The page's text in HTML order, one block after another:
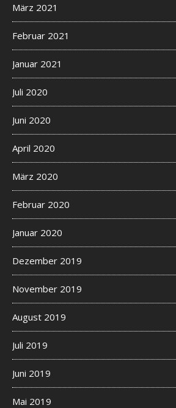
März 2021
Februar 2021
Januar 2021
Juli 2020
Juni 2020
April 2020
März 2020
Februar 2020
Januar 2020
Dezember 2019
November 2019
August 2019
Juli 2019
Juni 2019
Mai 2019